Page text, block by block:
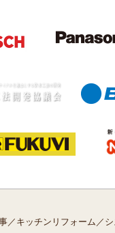
／キッチンリフォーム／